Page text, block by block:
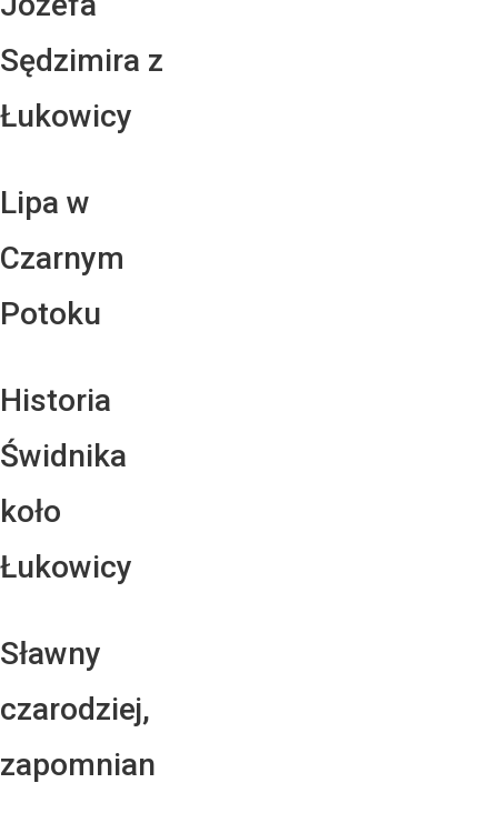
Sędzimira z
Łukowicy
Lipa w
Czarnym
Potoku
Historia
Świdnika
koło
Łukowicy
Sławny
czarodziej,
zapomnian